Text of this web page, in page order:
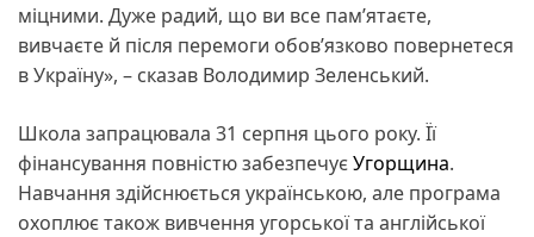
міцними. Дуже радий, що ви все пам’ятаєте,
вивчаєте й після перемоги обов’язково повернетеся
в Україну», – сказав Володимир Зеленський.
Школа запрацювала 31 серпня цього року. Її
фінансування повністю забезпечуєУгорщина.
Навчання здійснюється українською, але програма
охоплює також вивчення угорської та англійської